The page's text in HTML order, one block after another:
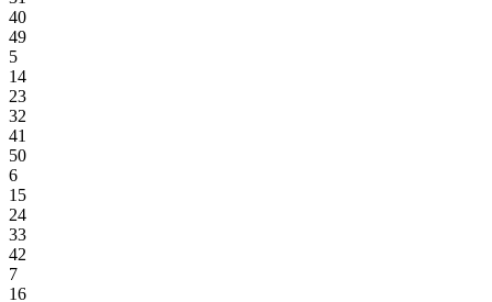
40
49
5
14
23
32
41
50
6
15
24
33
42
7
16